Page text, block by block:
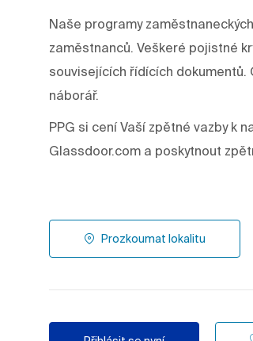
Naše programy
zaměstnanců. Veškeré pojistné
souvisejících řídících
náborář.
PPG si cení Vaší zpětné vazby k
Glassdoor.com a poskytnout
Prozkoumat lokalitu